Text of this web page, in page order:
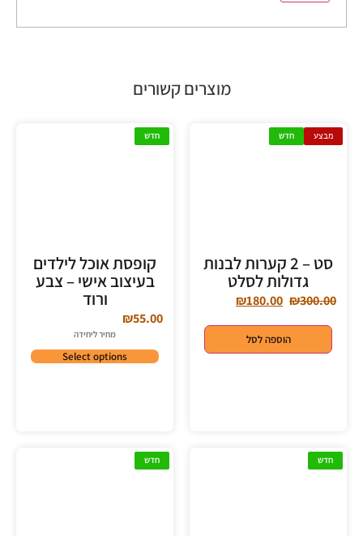
מוצרים קשורים
מבצע חדש
סט – 2 קערות לבנות
גדולות לסלט
₪300.00
₪180.00
הוספה לסל
חדש
קופסת אוכל לילדים
בעיצוב אישי – צבע
ורוד
₪55.00
מחיר ליחידה
Select options
חדש חדש